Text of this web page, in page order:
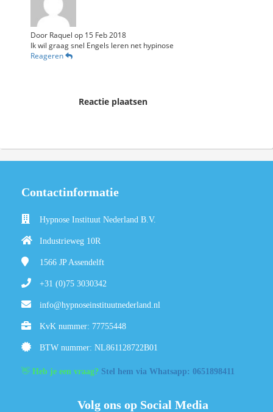
Door Raquel op 15 Feb 2018
Ik wil graag snel Engels leren net hypinose
Reageren
Reactie plaatsen
Contactinformatie
Hypnose Instituut Nederland B.V.
Industrieweg 10R
1566 JP Assendelft
+31 (0)75 3030342
info@hypnoseinstituutnederland.nl
KvK nummer: 77755448
BTW nummer: NL861128722B01
👋 Heb je een vraag? Stel hem via Whatsapp: 0651898411
Volg ons op Social Media